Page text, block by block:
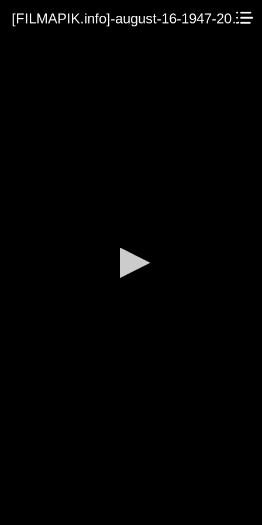
[FILMAPIK.info]-august-16-1947-2023.mp4